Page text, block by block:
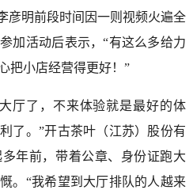
彦明前段时间因一则视频火遍全
加活动后表示，“有这么多给力
把小店经营得更好！”
厅了，不来体验就是最好的体
了。”开古茶叶（江苏）股份有
年前，带着公章、身份证跑大
。“我希望到大厅排队的人越来